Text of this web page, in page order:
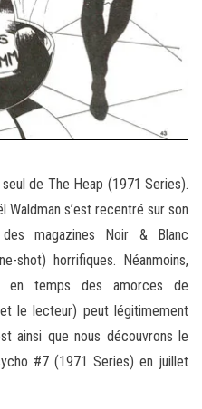
de The Heap (1971 Series).
s’est recentré sur son
magazines Noir & Blanc
shot) horrifiques. Néanmoins,
en temps des amorces de
le lecteur) peut légitimement
ainsi que nous découvrons le
#7 (1971 Series) en juillet